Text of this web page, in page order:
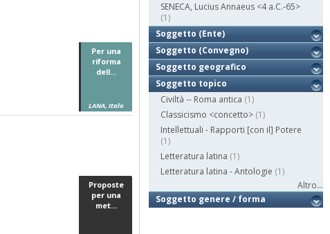
Per una
riforma
dell...
LANA, Italo
Proposte
per una
met...
SENECA, Lucius Annaeus <4 a.C.-65>
(1)
Soggetto (Ente)
Soggetto (Convegno)
Soggetto geografico
Soggetto topico
Civiltà -- Roma antica (1)
Classicismo <concetto> (1)
Intellettuali - Rapporti [con il] Potere
(1)
Letteratura latina (1)
Letteratura latina - Antologie (1)
Altro...
Soggetto genere / forma